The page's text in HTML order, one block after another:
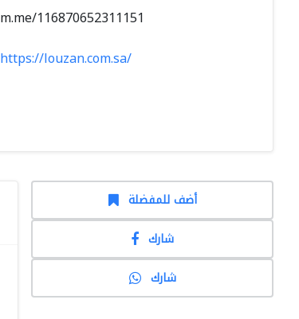
https://louzan.com.sa/
أضف للمفضلة
شارك
شارك